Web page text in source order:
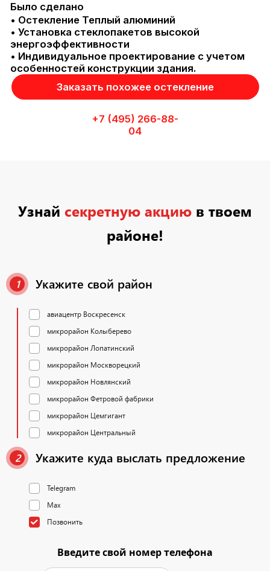
Было сделано
• Остекление Теплый алюминий
• Установка стеклопакетов высокой
энергоэффективности
• Индивидуальное проектирование с учетом
особенностей конструкции здания.
Заказать похожее остекление
+7 (495) 266-88-
04
Узнай секретную акцию в твоем
районе!
1 Укажите свой район
авиацентр Воскресенск
микрорайон Колыберево
микрорайон Лопатинский
микрорайон Москворецкий
микрорайон Новлянский
микрорайон Фетровой фабрики
микрорайон Цемгигант
микрорайон Центральный
2 Укажите куда выслать предложение
Telegram
Max
Позвонить
Введите свой номер телефона